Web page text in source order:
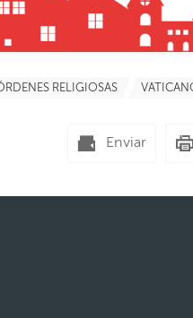
RELIGIOSAS
Enviar